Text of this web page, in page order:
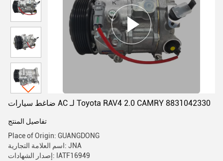
ضاغط سيارات AC لـ Toyota RAV4 2.0 CAMRY 8831042330
تفاصيل المنتج
Place of Origin: GUANGDONG
اسم العلامة التجارية: JNA
إصدار الشهادات: IATF16949